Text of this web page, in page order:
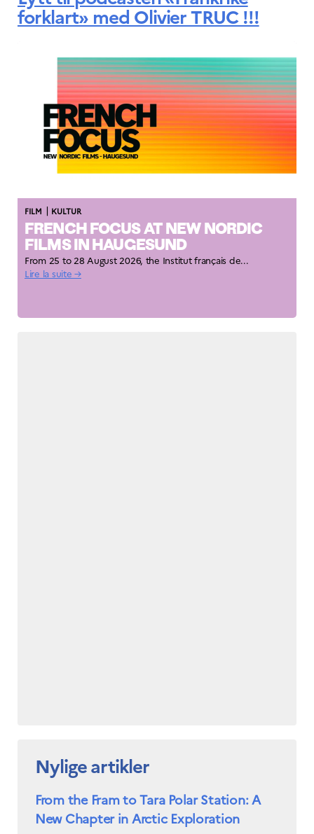
forklart» med Olivier TRUC !!!
FILM | KULTUR
FRENCH FOCUS AT NEW NORDIC
FILMS IN HAUGESUND
From 25 to 28 August 2026, the Institut français de...
Lire la suite →
Nylige artikler
From the Fram to Tara Polar Station: A
New Chapter in Arctic Exploration